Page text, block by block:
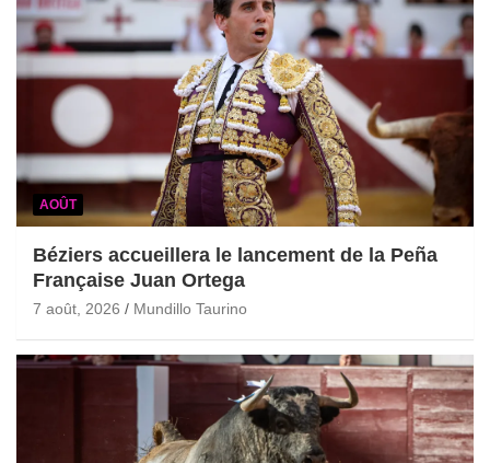
AOÛT
Béziers accueillera le lancement de la Peña
Française Juan Ortega
7 août, 2026 Mundillo Taurino